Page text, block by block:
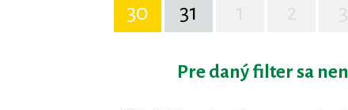
30
31
Pre daný filter sa